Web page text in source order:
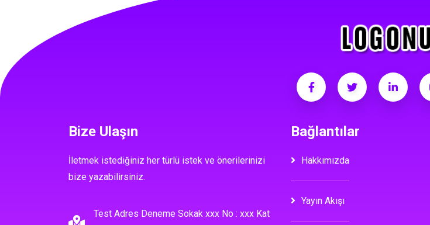
Bize Ulaşın
İletmek istediğiniz her türlü istek ve önerilerinizi
bize yazabilirsiniz.
Test Adres Deneme Sokak xxx No : xxx Kat
Bağlantılar
Hakkımızda
Yayın Akışı